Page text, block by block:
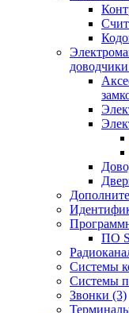
доводчики
ПО
Системы
Системы
Звонки (3)